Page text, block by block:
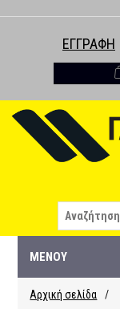
ΕΓΓΡΑΦΉ
ΜΕΝΟΎ
Αρχική σελίδα /